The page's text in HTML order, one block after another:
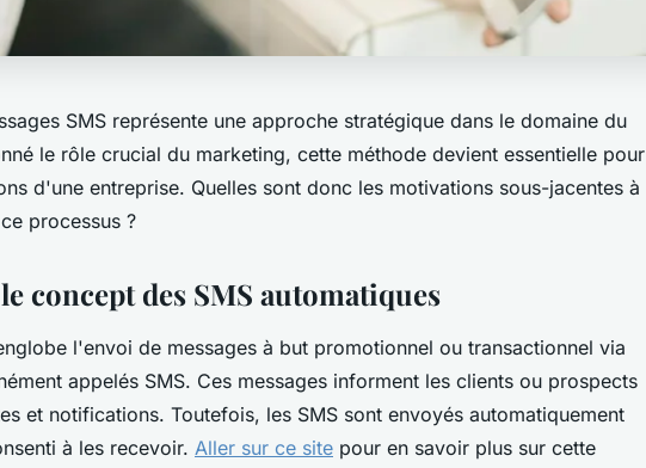
SMS représente une approche stratégique dans le domaine du
le rôle crucial du marketing, cette méthode devient essentielle pour
d'une entreprise. Quelles sont donc les motivations sous-jacentes à
processus ?
concept des SMS automatiques
l'envoi de messages à but promotionnel ou transactionnel via
appelés SMS. Ces messages informent les clients ou prospects
et notifications. Toutefois, les SMS sont envoyés automatiquement
à les recevoir. Aller sur ce site pour en savoir plus sur cette